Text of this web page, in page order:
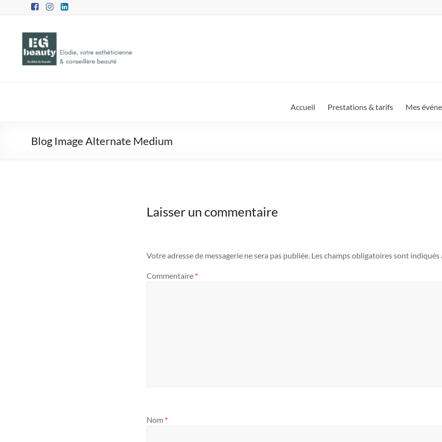
Institut
Accueil Prestations & tarifs Mes
Blog Image Alternate Medium
Laisser un commentaire
Votre adresse de messagerie ne sera pas publiée. Les champs obligatoires sont indiqués
Commentaire *
Nom *